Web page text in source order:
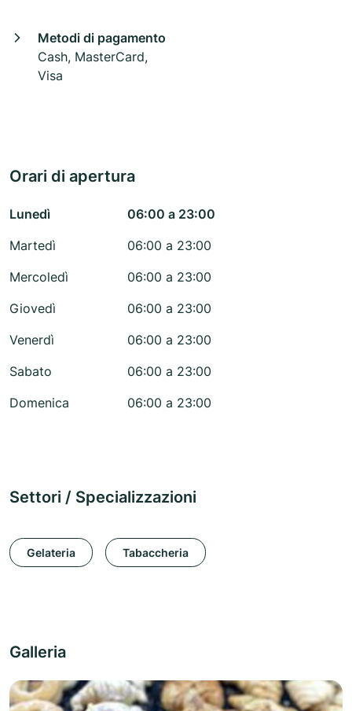
Metodi di pagamento
Cash, MasterCard,
Visa
Orari di apertura
Lunedì
06:00 a 23:00
Martedì
06:00 a 23:00
Mercoledì
06:00 a 23:00
Giovedì
06:00 a 23:00
Venerdì
06:00 a 23:00
Sabato
06:00 a 23:00
Domenica
06:00 a 23:00
Settori / Specializzazioni
Gelateria Tabaccheria
Galleria